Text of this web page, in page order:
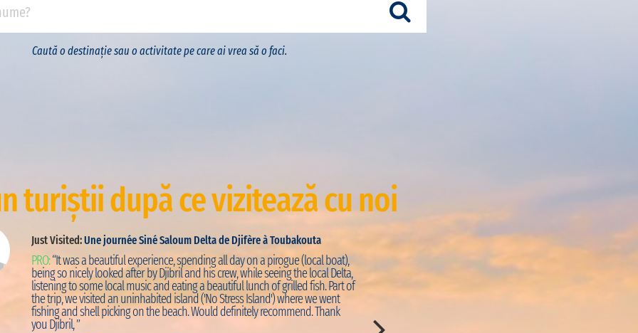
Caută o destinație sau o activitate pe care ai vrea să o faci.
turiștii după ce vizitează cu noi
Just Visited:Une journée Siné Saloum Delta de Djifère à Toubakouta
PRO:“It was a beautiful experience, spending all day on a pirogue (local boat),
being so nicely looked after by Djibril and his crew, while seeing the local Delta,
listening to some local music and eating a beautiful lunch of grilled fish. Part of
the trip, we visited an uninhabited island ('No Stress Island') where we went
fishing and shell picking on the beach. Would definitely recommend. Thank
you Djibril, ”
Just Visited:Trekking + Pirogue
“La journée commence par une petite
découvrir la façade atlantique de la région. La vue